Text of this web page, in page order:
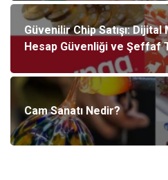
Güvenilir Chip Satışı: Dijital
Hesap Güvenliği ve
Cam Sanatı Nedir?